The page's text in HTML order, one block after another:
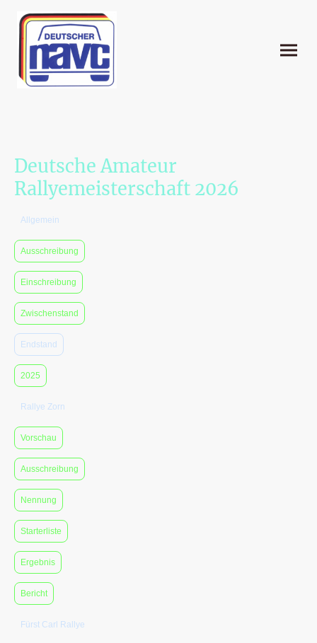
Deutsche Amateur
Rallyemeisterschaft 2026
Allgemein
Ausschreibung
Einschreibung
Zwischenstand
Endstand
2025
Rallye Zorn
Vorschau
Ausschreibung
Nennung
Starterliste
Ergebnis
Bericht
Fürst Carl Rallye